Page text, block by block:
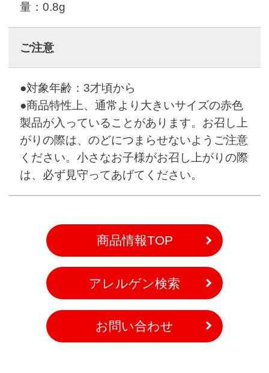
量：0.8g
ご注意
●対象年齢：3才頃から
●商品特性上、通常より大きいサイズの赤色
製品が入っていることがあります。お召し上
がりの際は、のどにつまらせないようご注意
ください。小さなお子様がお召し上がりの際
は、必ず見守ってあげてください。
商品情報TOP
アレルゲン検索
お問い合わせ